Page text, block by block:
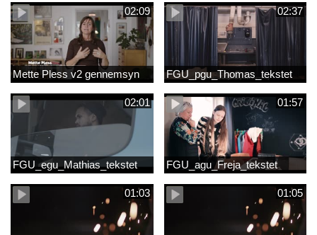
02:09
Mette Pless v2 gennemsyn
02:37
FGU_pgu_Thomas_tekstet
02:01
FGU_egu_Mathias_tekstet
01:57
FGU_agu_Freja_tekstet
01:03 01:05